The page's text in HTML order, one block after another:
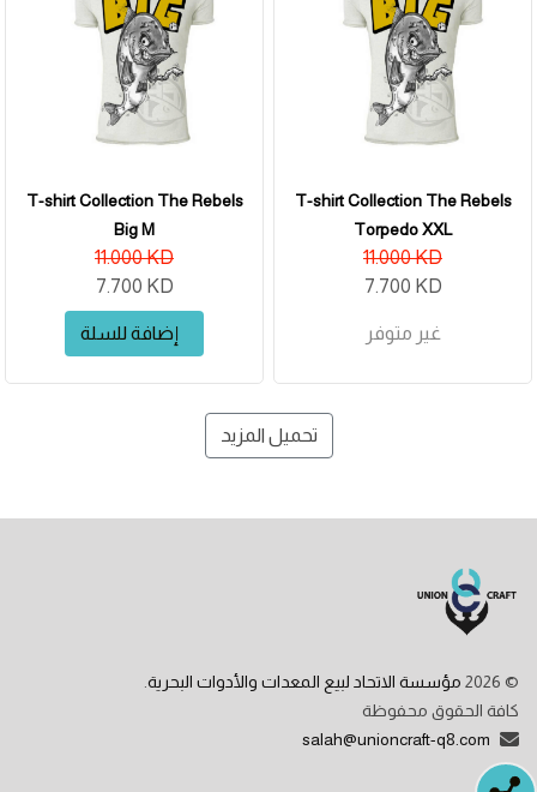
T-shirt Collection The Rebels
Torpedo XXL
11.000 KD
7.700 KD
غير متوفر
T-shirt Collection The Rebels
Big M
11.000 KD
7.700 KD
إضافة للسلة
تحميل المزيد
©
2026 مؤسسة الاتحاد لبيع المعدات والأدوات البحرية
كافة الحقوق محفوظة
salah@unioncraft-q8.com